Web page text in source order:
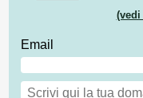
Email